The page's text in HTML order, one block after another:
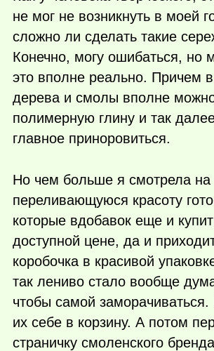
не мог не возникнуть в моей
сложно ли сделать такие
Конечно, могу ошибаться, но
это вполне реально. Причем
дерева и смолы вполне
полимерную глину и так
главное приноровиться.
Но чем больше я смотрела на
переливающуюся красоту
которые вдобавок еще и
доступной цене, да и
коробочка в красивой
так лениво стало вообще
чтобы самой
их себе в корзину. А потом
страничку смоленского